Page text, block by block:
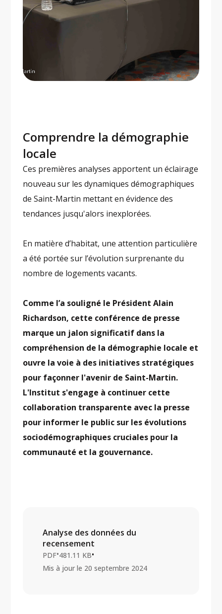
Comprendre la démographie
locale
Ces premières analyses apportent un éclairage
nouveau sur les dynamiques démographiques
de Saint-Martin mettant en évidence des
tendances jusqu'alors inexplorées.
En matière d’habitat, une attention particulière
a été portée sur l’évolution surprenante du
nombre de logements vacants.
Comme l’a souligné le Président Alain
Richardson, cette conférence de presse
marque un jalon significatif dans la
compréhension de la démographie locale et
ouvre la voie à des initiatives stratégiques
pour façonner l'avenir de Saint-Martin.
L'Institut s'engage à continuer cette
collaboration transparente avec la presse
pour informer le public sur les évolutions
sociodémographiques cruciales pour la
communauté et la gouvernance.
Analyse des données du
recensement
PDF•481.11 KB•
Mis à jour le 20 septembre 2024